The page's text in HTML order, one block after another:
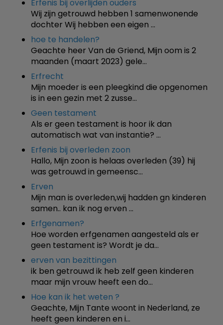
Erfenis bij overlijden ouders
Wij zijn getrouwd hebben 1 samenwonende
dochter Wij hebben een eigen …
hoe te handelen?
Geachte heer Van de Griend, Mijn oom is 2
maanden (maart 2023) gele…
Erfrecht
Mijn moeder is een pleegkind die opgenomen
is in een gezin met 2 zusse…
Geen testament
Als er geen testament is hoor ik dan
automatisch wat van instantie? …
Erfenis bij overleden zoon
Hallo, Mijn zoon is helaas overleden (39) hij
was getrouwd in gemeensc…
Erven
Mijn man is overleden,wij hadden gn kinderen
samen.. kan ik nog erven …
Erfgenamen?
Hoe worden erfgenamen aangesteld als er
geen testament is? Wordt je da…
erven van bezittingen
ik ben getrouwd ik heb zelf geen kinderen
maar mijn vrouw heeft een do…
Hoe kan ik het weten ?
Geachte, Mijn Tante woont in Nederland, ze
heeft geen kinderen en i…